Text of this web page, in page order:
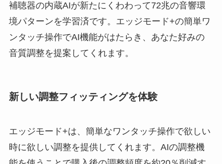
補聴器の内蔵AIが新たにくわわって72兆の音響環
境パターンを学習済です。エッジモード+の簡単ワ
ンタッチ操作でAI機能がはたらき、あなた好みの
音質調整を提案してくれます。
新しい調整フィッティングを体験
エッジモード+は、簡単なワンタッチ操作で欲しい
時に欲しい調整を提供してくれます。AIの調整機